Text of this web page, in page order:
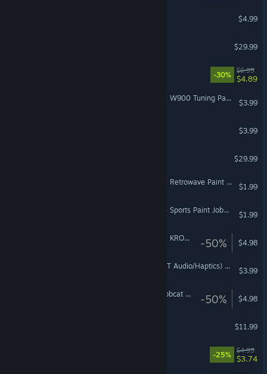
$4.99
$29.99
-30%
$6.99
$4.89
American Truck Simulator - W900 Tuning Pack
$3.99
$3.99
$29.99
American Truck Simulator - Retrowave Paint Jobs Pack
$1.99
American Truck Simulator - Sports Paint Jobs Pack
$1.99
American Truck Simulator - KRONE Agriculture Equipment -50% $4.98
DSX+ (Virtual DualSense, BT Audio/Haptics) DLC
$3.99
Euro Truck Simulator 2 - Bobcat Cargo Pack -50% $4.98
$11.99
-25%
$4.99
$3.74